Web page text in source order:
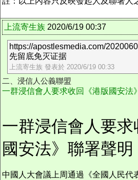
上流寄生族 2020/6/19 00:37
https://apostlesmedia.com/
先留底免灭证据
上流寄生族 發表於 2020/6/19 00:33
二、浸信人公義聯盟
一群浸信會人要求收回《港版國安法
一群浸信會人要
國安法》聯署聲明
中國人大會議上周通過《全國人民代